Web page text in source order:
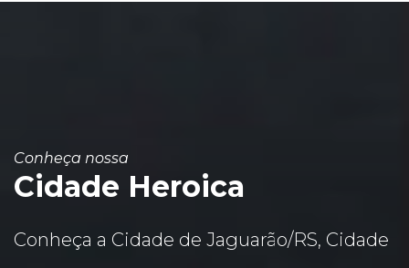
Conheça nossa
Cidade Heroica
Conheça a Cidade de Jaguarão/RS, Cidade